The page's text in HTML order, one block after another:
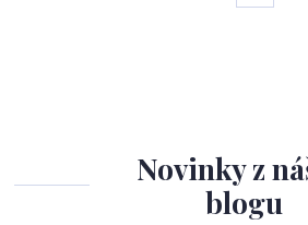
Novinky z
blogu